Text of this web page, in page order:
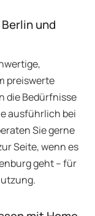
und
preiswerte
die Bedürfnisse
ausführlich bei
Sie gerne
Seite, wenn es
geht – für